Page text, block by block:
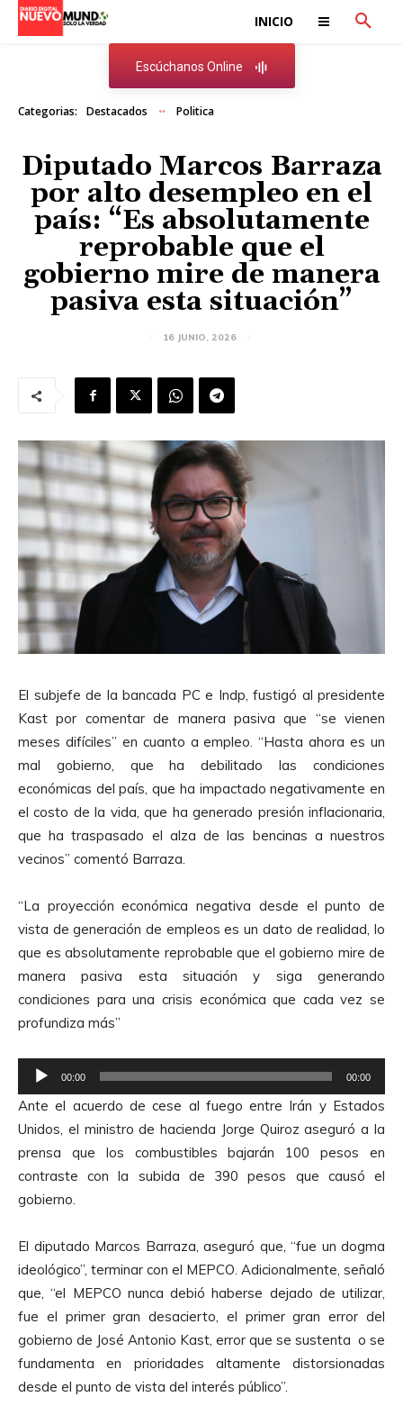
INICIO
Escúchanos Online
Categorias: Destacados Politica
Diputado Marcos Barraza
por alto desempleo en el
país: “Es absolutamente
reprobable que el
gobierno mire de manera
pasiva esta situación”
16 JUNIO, 2026
El subjefe de la bancada PC e Indp, fustigó al presidente
Kast por comentar de manera pasiva que “se vienen
meses difíciles” en cuanto a empleo. “Hasta ahora es un
mal gobierno, que ha debilitado las condiciones
económicas del país, que ha impactado negativamente en
el costo de la vida, que ha generado presión inflacionaria,
que ha traspasado el alza de las bencinas a nuestros
vecinos” comentó Barraza.
“La proyección económica negativa desde el punto de
vista de generación de empleos es un dato de realidad, lo
que es absolutamente reprobable que el gobierno mire de
manera pasiva esta situación y siga generando
condiciones para una crisis económica que cada vez se
profundiza más”
e
p
r
o
d
u
t
o
r
d
e
A
u
00:00 00:00
Ante el acuerdo de cese al fuego entre Irán y Estados
Unidos, el ministro de hacienda Jorge Quiroz aseguró a la
prensa que los combustibles bajarán 100 pesos en
contraste con la subida de 390 pesos que causó el
gobierno.
El diputado Marcos Barraza, aseguró que, “fue un dogma
ideológico”, terminar con el MEPCO. Adicionalmente, señaló
que, “el MEPCO nunca debió haberse dejado de utilizar,
fue el primer gran desacierto, el primer gran error del
gobierno de José Antonio Kast, error que se sustenta o se
fundamenta en prioridades altamente distorsionadas
desde el punto de vista del interés público”.